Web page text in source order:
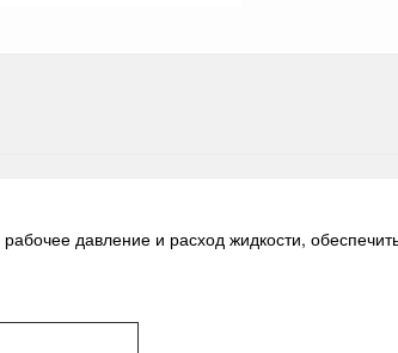
давление и расход жидкости,